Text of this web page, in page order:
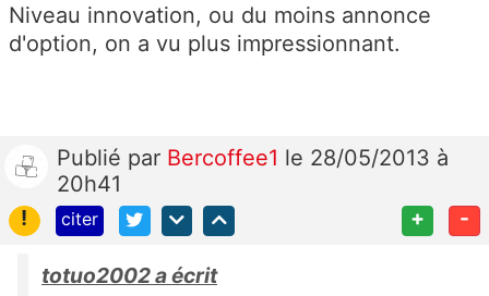
Niveau innovation, ou du moins annonce
d'option, on a vu plus impressionnant.
Publié par Bercoffee1 le 28/05/2013 à
20h41
!
citer + -
totuo2002 a écrit